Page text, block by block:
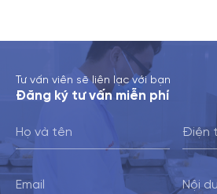
Tư vấn viên sẽ liên lạc với bạn
Đăng ký tư vấn miễn p hí